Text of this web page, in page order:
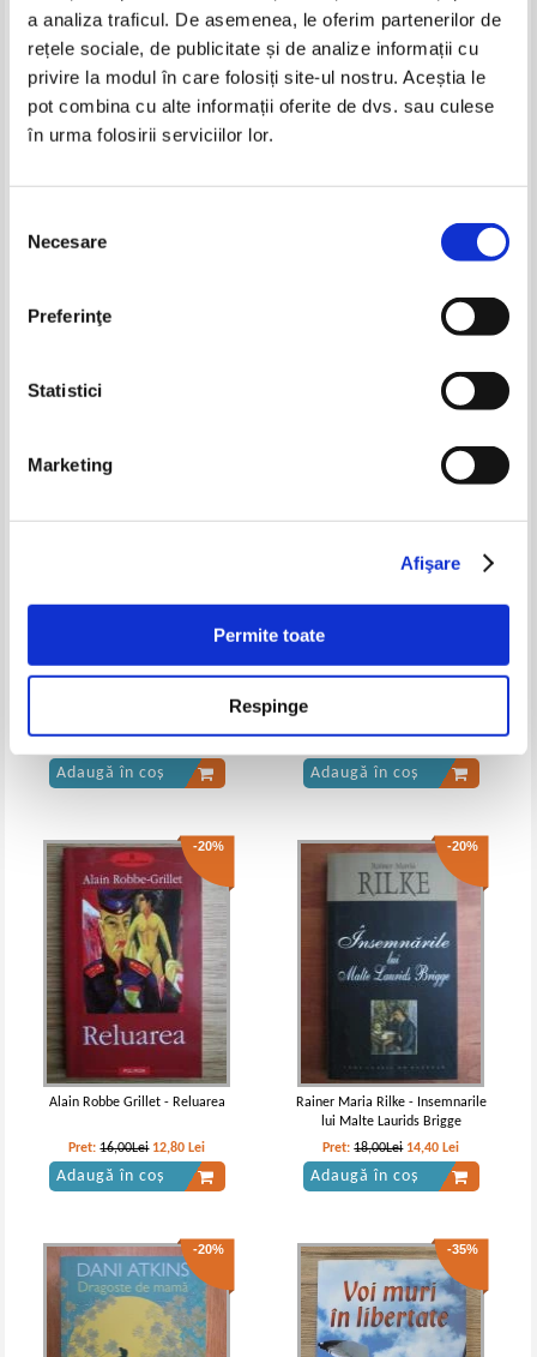
a analiza traficul. De asemenea, le oferim partenerilor de
rețele sociale, de publicitate și de analize informații cu
privire la modul în care folosiți site-ul nostru. Aceștia le
pot combina cu alte informații oferite de dvs. sau culese
în urma folosirii serviciilor lor.
consimțământului
Necesare
Preferinţe
Statistici
Marketing
Afişare
Permite toate
Respinge
Lev Tolstoi - Opere (volumul 8)
Lev Tolstoi - Opere, volumul 11
(Teatru)
Lev Tolstoi - Opere (volumul 11)
-20%
Simone de Beauvoir - Sangele
Adaugă în coș
Alexandre Dumas - Conspiratorii
Adaugă în coș
-20%
Alain Robbe Grillet - Reluarea
Pret:16,00Lei 12,80 Lei
Adaugă în coș
-20%
Rainer Maria Rilke - Insemnarile
lui Malte Laurids Brigge
Pret:18,00Lei 14,40 Lei
Adaugă în coș
-20% -35%